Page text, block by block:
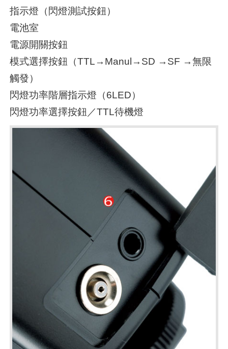
指示燈（閃燈測試按鈕）
電池室
電源開關按鈕
模式選擇按鈕（TTL→Manul→SD →SF →無限
觸發）
閃燈功率階層指示燈（6LED）
閃燈功率選擇按鈕／TTL待機燈